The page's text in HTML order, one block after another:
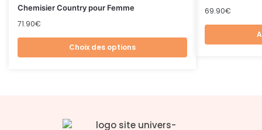
Chemisier Country pour Femme
71.90€
Choix des options
69.90€